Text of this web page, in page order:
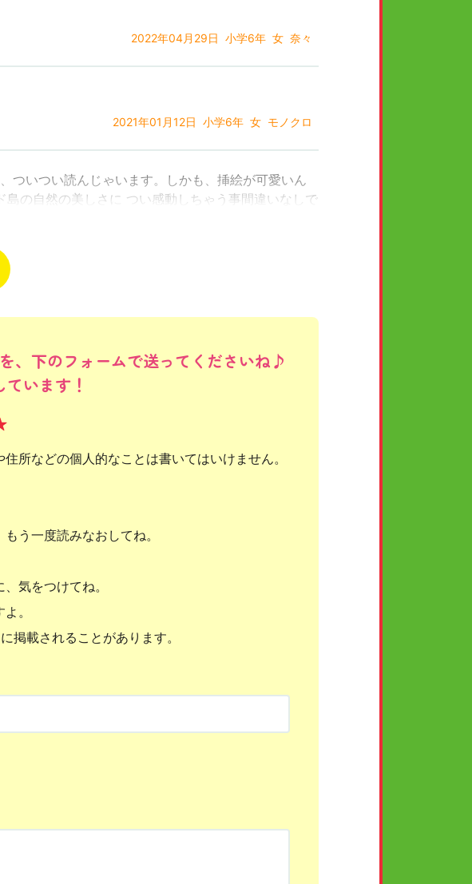
2022年04月29日 小学6年 女 奈々
2021年01月12日 小学6年 女 モノクロ
ついつい読んじゃいます。しかも、挿絵が可愛いん
の自然の美しさに つい感動しちゃう事間違いなしで
、下のフォームで送ってくださいね♪
います！
所などの個人的なことは書いてはいけません。
う一度読みなおしてね。
気をつけてね。
。
掲載されることがあります。